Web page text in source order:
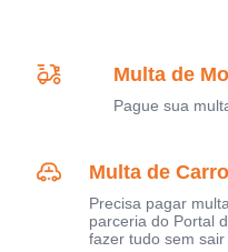
Multa de
Pague sua
Multa de
Precisa pagar
parceria do Portal
fazer tudo sem sair